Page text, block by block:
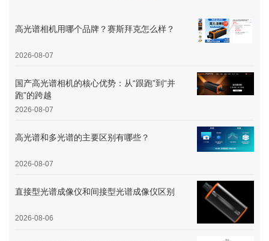
高光谱相机用哪个品牌？赛斯拜克怎么样？
2026-08-07
国产高光谱相机的核心优势：从“跟跑”到“并
跑”的跨越
2026-08-07
高光谱和多光谱的主要区别有哪些？
2026-08-07
直接型光谱成像仪和间接型光谱成像仪区别
2026-08-06